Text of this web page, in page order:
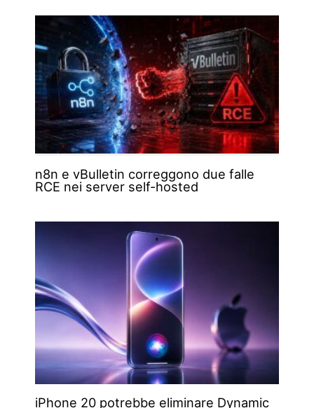
n8n e vBulletin correggono due falle
RCE nei server self-hosted
iPhone 20 potrebbe eliminare Dynamic